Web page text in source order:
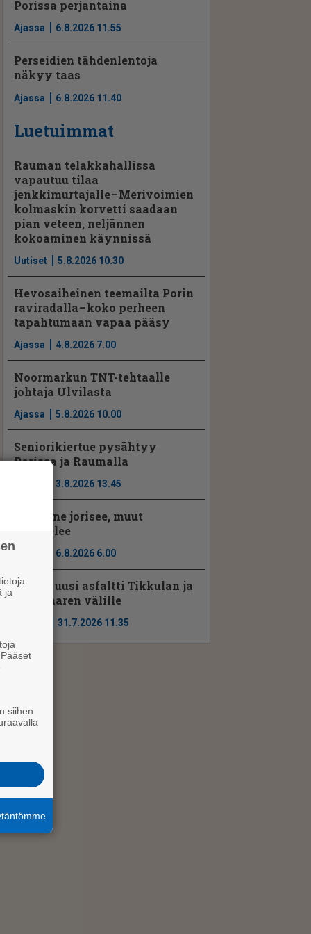
Porissa perjantaina
Ajassa 6.8.2026 11.55
Perseidien tähdenlentoja
näkyy taas
Ajassa 6.8.2026 11.40
Luetuimmat
Rauman telakkahallissa
vapautuu tilaa
jenkkimurtajalle – Merivoimien
kolmaskin korvetti saadaan
pian veteen, neljännen
kokoaminen käynnissä
Uutiset 5.8.2026 10.30
Hevosaiheinen teemailta Porin
raviradalla – koko perheen
tapahtumaan vapaa pääsy
Ajassa 4.8.2026 7.00
Noormarkun TNT-tehtaalle
johtaja Ulvilasta
Ajassa 5.8.2026 10.00
Seniorikiertue pysähtyy
Porissa ja Raumalla
3.8.2026 13.45
Porilaine jorisee, muut
kuuntelee
Ajassa 6.8.2026 6.00
Vt2:lle uusi asfaltti Tikkulan ja
Kyläsaaren välille
31.7.2026 11.35
ja
siihen